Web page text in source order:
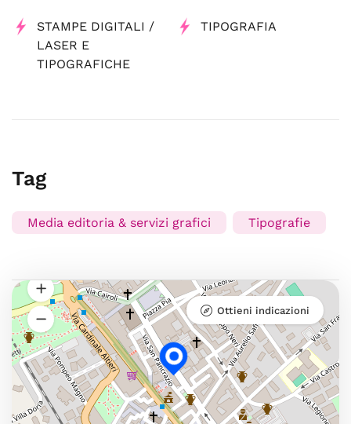
STAMPE DIGITALI /
LASER E
TIPOGRAFICHE
TIPOGRAFIA
Tag
Media editoria & servizi grafici Tipografie
Ottieni indicazioni